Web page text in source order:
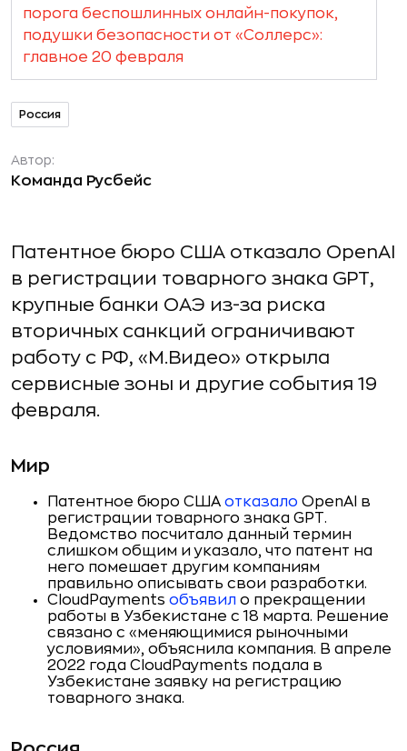
порога беспошлинных онлайн-покупок,
подушки безопасности от «Соллерс»:
главное 20 февраля
Россия
Автор:
Команда Русбейс
Патентное бюро США отказало OpenAI
в регистрации товарного знака GPT,
крупные банки ОАЭ из-за риска
вторичных санкций ограничивают
работу с РФ, «М.Видео» открыла
сервисные зоны и другие события 19
февраля.
Мир
Патентное бюро США отказало OpenAI в
регистрации товарного знака GPT.
Ведомство посчитало данный термин
слишком общим и указало, что патент на
него помешает другим компаниям
правильно описывать свои разработки.
CloudPayments объявил о прекращении
работы в Узбекистане с 18 марта. Решение
связано с «меняющимися рыночными
условиями», объяснила компания. В апреле
2022 года CloudPayments подала в
Узбекистане заявку на регистрацию
товарного знака.